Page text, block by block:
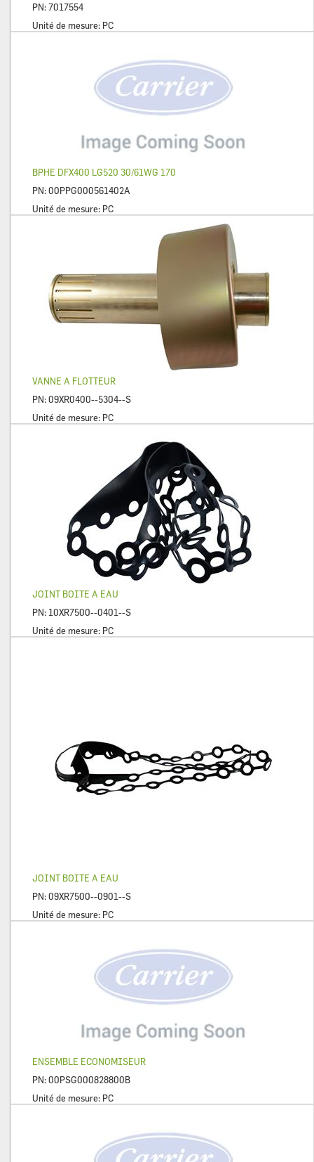
PN:7017554
Unité de mesure: PC
BPHE DFX400 LG520 30/61WG 170
PN:00PPG000561402A
Unité de mesure: PC
VANNE A FLOTTEUR
PN:09XR0400--5304--S
Unité de mesure: PC
JOINT BOITE A EAU
PN: 10XR7500--0401--S
Unité de mesure: PC
JOINT BOITE A EAU
PN:09XR7500--0901--S
Unité de mesure: PC
ENSEMBLE ECONOMISEUR
PN:00PSG000828800B
Unité de mesure: PC